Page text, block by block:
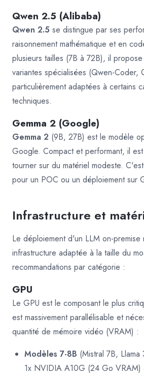
Qwen 2.5 (Alibaba)
Qwen 2.5 se distingue par ses
raisonnement mathématique et en
plusieurs tailles (7B à 72B), il
variantes spécialisées (Qwen-Coder,
particulièrement adaptées à certains
techniques.
Gemma 2 (Google)
Gemma 2 (9B, 27B) est le modèle
Google. Compact et performant, il
tourner sur du matériel modeste.
pour un POC ou un déploiement sur
Infrastructure et
Le déploiement d'un LLM on-premise
infrastructure adaptée à la taille du
recommandations par catégorie :
GPU
Le GPU est le composant le plus
est massivement parallélisable et
quantité de mémoire vidéo (VRAM) :
Modèles 7-8B (Mistral 7B,
1x NVIDIA A10G (24 Go